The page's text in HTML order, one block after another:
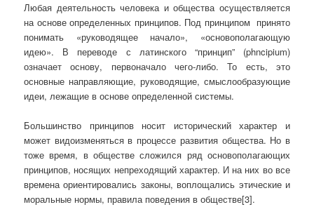
Любая деятельность человека и общества осуществляется
на основе определенных принципов. Под принципом принято
понимать «руководящее начало», «основополагающую
идею». В переводе с латинского “принцип” (phncipium)
означает основу, первоначало чего-либо. То есть, это
основные направляющие, руководящие, смыслообразующие
идеи, лежащие в основе определенной системы.
Большинство принципов носит исторический характер и
может видоизменяться в процессе развития общества. Но в
тоже время, в обществе сложился ряд основополагающих
принципов, носящих непреходящий характер. И на них во все
времена ориентировались законы, воплощались этические и
моральные нормы, правила поведения в обществе[3].